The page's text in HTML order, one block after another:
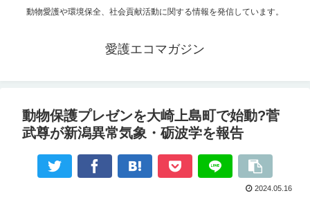
動物愛護や環境保全、社会貢献活動に関する情報を発信しています。
愛護エコマガジン
動物保護プレゼンを大崎上島町で始動?菅
武尊が新潟異常気象・砺波学を報告
2024.05.16